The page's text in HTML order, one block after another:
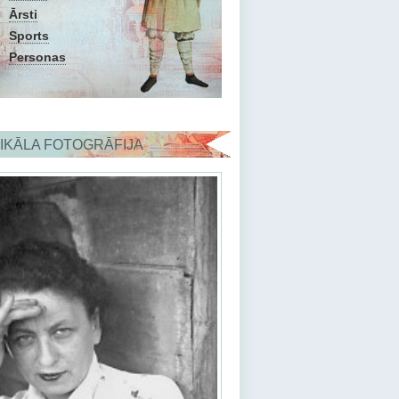
Ārsti
Sports
Personas
FOTOGRĀFIJA